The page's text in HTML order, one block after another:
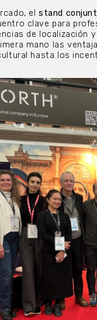
elstand
clave para
de localización
mano las
hasta los